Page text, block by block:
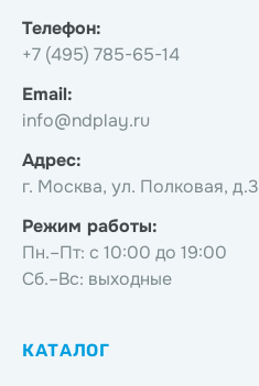
Телефон:
+7 (495) 785-65-14
Email:
info@ndplay.ru
Адрес:
г. Москва, ул. Полковая, д.3
Режим работы:
Пн.–Пт: с 10:00 до 19:00
Сб.–Вс: выходные
КАТАЛОГ